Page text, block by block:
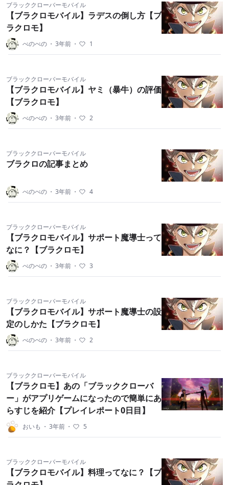
ブラッククローバーモバイル
【ブラクロモバイル】ラデスの倒し方【ブ
ラクロモ】
べのべの ・ 3年前 ・ 1
ブラッククローバーモバイル
【ブラクロモバイル】ヤミ（暴牛）の評価
【ブラクロモ】
べのべの ・ 3年前 ・ 2
ブラッククローバーモバイル
ブラクロの記事まとめ
べのべの ・ 3年前 ・ 4
ブラッククローバーモバイル
【ブラクロモバイル】サポート魔導士って
なに？【ブラクロモ】
べのべの ・ 3年前 ・ 3
ブラッククローバーモバイル
【ブラクロモバイル】サポート魔導士の設
定のしかた【ブラクロモ】
べのべの ・ 3年前 ・ 2
ブラッククローバーモバイル
【ブラクロモ】あの「ブラッククローバ
ー」がアプリゲームになったので簡単にあ
らすじを紹介【プレイレポート0日目】
おいも ・ 3年前 ・ 5
ブラッククローバーモバイル
【ブラクロモバイル】料理ってなに？【ブ